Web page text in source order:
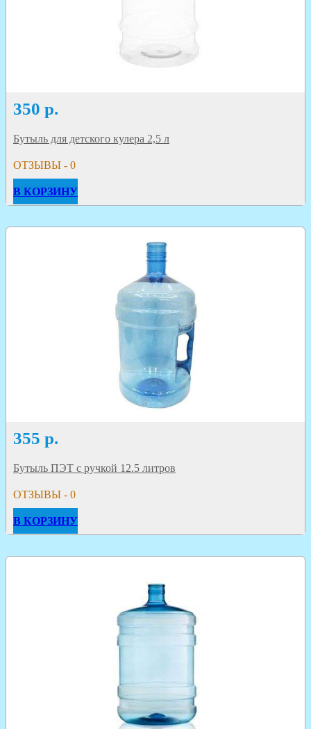
350 р.
Бутыль для детского кулера 2,5 л
ОТЗЫВЫ - 0
В КОРЗИНУ
355 р.
Бутыль ПЭТ с ручкой 12.5 литров
ОТЗЫВЫ - 0
В КОРЗИНУ